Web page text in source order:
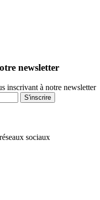
newsletter
inscrivant à notre newsletter
S'inscrire
sociaux